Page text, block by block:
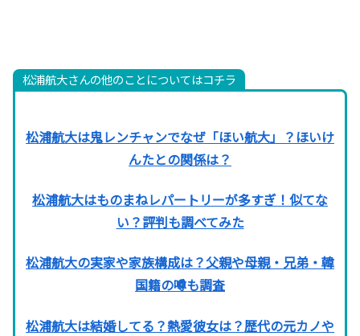
松浦航大さんの他のことについてはコチラ
松浦航大は鬼レンチャンでなぜ「ほい航大」？ほいけ
んたとの関係は？
松浦航大はものまねレパートリーが多すぎ！似てな
い？評判も調べてみた
松浦航大の実家や家族構成は？父親や母親・兄弟・韓
国籍の噂も調査
松浦航大は結婚してる？熱愛彼女は？歴代の元カノや